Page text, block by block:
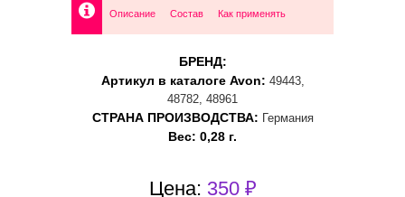
Описание Состав Как применять
БРЕНД:
Артикул в каталоге Avon: 49443,
48782, 48961
СТРАНА ПРОИЗВОДСТВА: Германия
Вес: 0,28 г.
Цена: 350 ₽